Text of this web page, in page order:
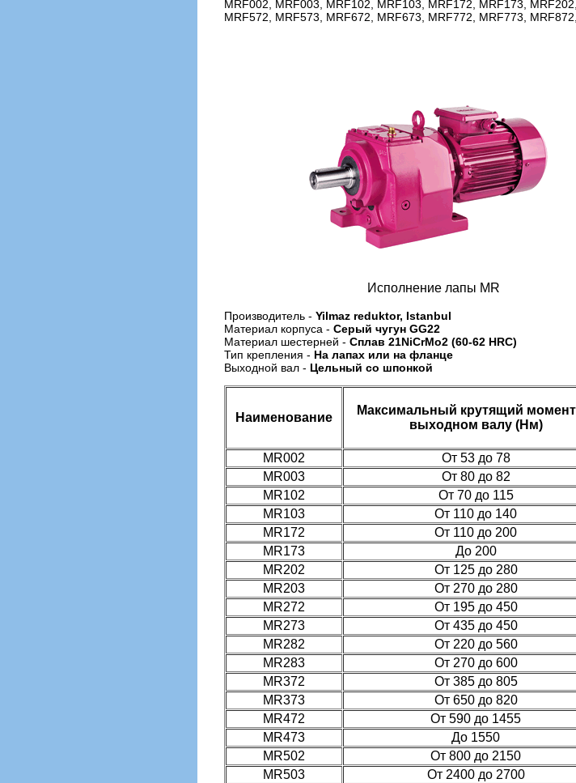
MRF002, MRF003, MRF102, MRF103, MRF172, MRF173,
MRF572, MRF573, MRF672, MRF673, MRF772, MRF773,
Исполнение лапы MR
Производитель - Yilmaz reduktor, Istanbul
Материал корпуса - Серый чугун GG22
Материал шестерней - Сплав 21NiCrMo2 (60-62 HRC)
Тип крепления - На лапах или на фланце
Выходной вал - Цельный со шпонкой
Наименование
Максимальный крутящий
выходном валу (Нм)
MR002
От 53 до 78
MR003
От 80 до 82
MR102
От 70 до 115
MR103
От 110 до 140
MR172
От 110 до 200
MR173
До 200
MR202
От 125 до 280
MR203
От 270 до 280
MR272
От 195 до 450
MR273
От 435 до 450
MR282
От 220 до 560
MR283
От 270 до 600
MR372
От 385 до 805
MR373
От 650 до 820
MR472
От 590 до 1455
MR473
До 1550
MR502
От 800 до 2150
MR503
От 2400 до 2700